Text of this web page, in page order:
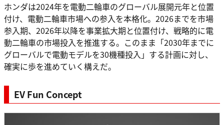
ホンダは2024年を電動二輪車のグローバル展開元年と位置
付け、電動二輪車市場への参入を本格化。2026までを市場
参入期、2026年以降を事業拡大期と位置付け、戦略的に電
動二輪車の市場投入を推進する。このまま「2030年までに
グローバルで電動モデルを30機種投入」する計画に対し、
確実に歩を進めていく構えだ。
EV Fun Concept